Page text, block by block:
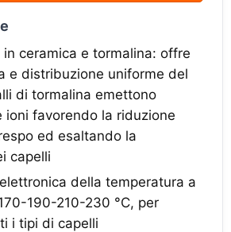
in ceramica e tormalina: offre
e distribuzione uniforme del
di tormalina emettono
ioni favorendo la riduzione
ed esaltando la
capelli
della temperatura a
190-210-230 °C, per
i tipi di capelli